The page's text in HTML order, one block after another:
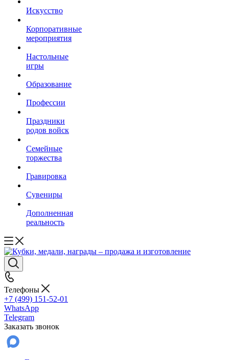
Искусство
Корпоративные
мероприятия
Настольные
игры
Образование
Профессии
Праздники
родов войск
Семейные
торжества
Гравировка
Сувениры
Дополненная
реальность
Телефоны
+7 (499) 151-52-01
WhatsApp
Telegram
Заказать звонок